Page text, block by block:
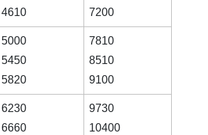
4610
7200
5000
5450
5820
7810
8510
9100
6230
6660
9730
10400